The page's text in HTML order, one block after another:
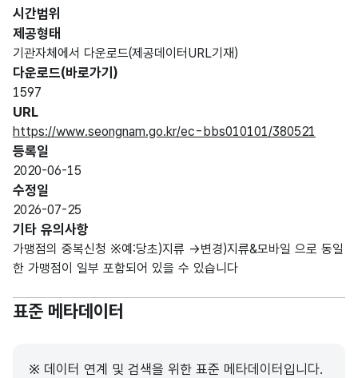
시간범위
제공형태
기관자체에서 다운로드(제공데이터URL기재)
다운로드(바로가기)
1597
URL
https://www.seongnam.go.kr/ec-bbs010101/380521
등록일
2020-06-15
수정일
2026-07-25
기타 유의사항
가맹점의 중복신청 ※예:당초)지류 →변경)지류&모바일 으로 동일
한 가맹점이 일부 포함되어 있을 수 있습니다
표준 메타데이터
※ 데이터 연계 및 검색을 위한 표준 메타데이터입니다.